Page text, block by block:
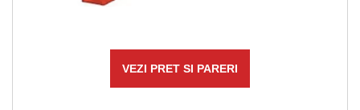
VEZI PRET SI PARERI